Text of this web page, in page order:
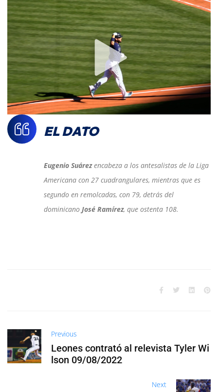
EL DATO
Eugenio Suárezencabeza a los antesalistas de la Liga
Americana con 27 cuadrangulares, mientras que es
segundo en remolcadas, con 79, detrás del
dominicano José Ramírez, que ostenta 108.
Previous
Leones contrató al relevista Tyler Wi
lson 09/08/2022
Next